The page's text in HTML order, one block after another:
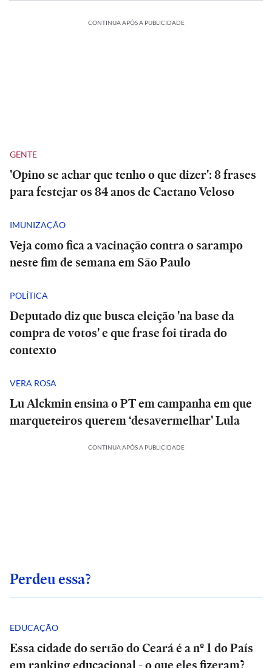
CONTINUA APÓS A PUBLICIDADE
GENTE
'Opino se achar que tenho o que dizer': 8 frases
para festejar os 84 anos de Caetano Veloso
IMUNIZAÇÃO
Veja como fica a vacinação contra o sarampo
neste fim de semana em São Paulo
POLÍTICA
Deputado diz que busca eleição 'na base da
compra de votos' e que frase foi tirada do
contexto
VERA ROSA
Lu Alckmin ensina o PT em campanha em que
marqueteiros querem ‘desavermelhar' Lula
CONTINUA APÓS A PUBLICIDADE
Perdeu essa?
EDUCAÇÃO
Essa cidade do sertão do Ceará é a nº 1 do País